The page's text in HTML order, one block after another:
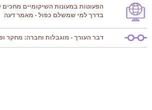
הפעוטות במעונות השיקומיים מחכים
בדרך למי שמשלם כפול - מאמר דעה
דבר העורך - מוגבלות וחברה: מחקר